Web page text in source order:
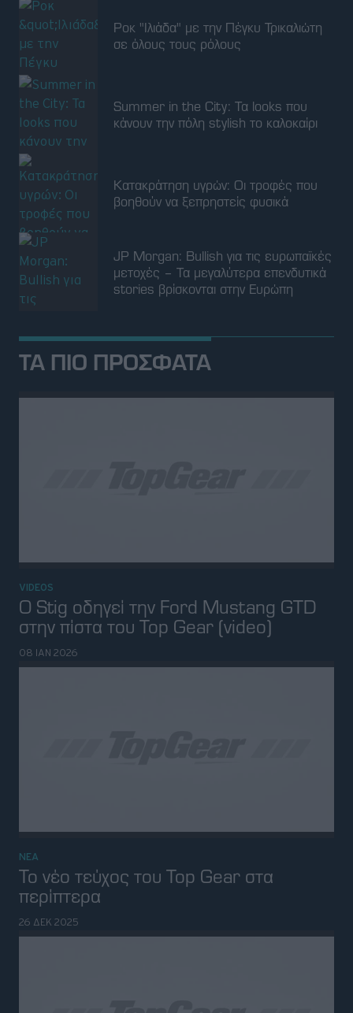
Ροκ "Ιλιάδα" με την Πέγκυ Τρικαλιώτη
σε όλους τους ρόλους
Summer in the City: Τα looks που
κάνουν την πόλη stylish το καλοκαίρι
Κατακράτηση υγρών: Οι τροφές που
βοηθούν να ξεπρηστείς φυσικά
JP Morgan: Bullish για τις ευρωπαϊκές
μετοχές – Τα μεγαλύτερα επενδυτικά
stories βρίσκονται στην Ευρώπη
ΤΑ ΠΙΟ ΠΡΟΣΦΑΤΑ
VIDEOS
Ο Stig οδηγεί την Ford Mustang GTD
στην πίστα του Top Gear (video)
08 ΙΑΝ 2026
ΝΕΑ
Το νέο τεύχος του Top Gear στα
περίπτερα
26 ΔΕΚ 2025